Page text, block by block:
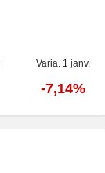
Varia. 1 janv.
-7,14%